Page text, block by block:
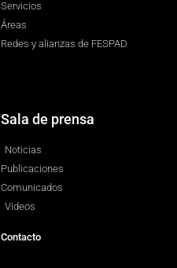
Servicios
Áreas
Redes y alianzas de FESPAD
Sala de prensa
Noticias
Publicaciones
Comunicados
Videos
Contacto